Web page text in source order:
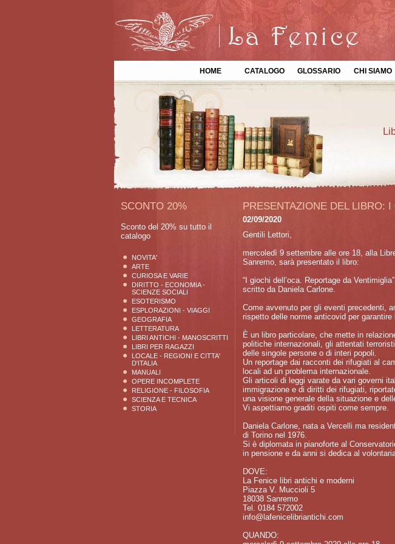
HOME CATALOGO GLOSSARIO CHI SIAMO
SCONTO 20%
Sconto del 20% su tutto il
catalogo
NOVITA'
ARTE
CURIOSA E VARIE
DIRITTO - ECONOMIA -
SCIENZE SOCIALI
ESOTERISMO
ESPLORAZIONI - VIAGGI
GEOGRAFIA
LETTERATURA
LIBRI ANTICHI - MANOSCRITTI
LIBRI PER RAGAZZI
LOCALE - REGIONI E CITTA'
D'ITALIA
MANUALI
OPERE INCOMPLETE
RELIGIONE - FILOSOFIA
SCIENZA E TECNICA
STORIA
PRESENTAZIONE DEL LIBRO:
02/09/2020
Gentili Lettori,
mercoledì 9 settembre alle ore 18, alla
Sanremo, sarà presentato il libro:
“I giochi dell’oca. Reportage da Ventimiglia”
scritto da Daniela Carlone.
Come avvenuto per gli eventi precedenti,
rispetto delle norme anticovid per
È un libro particolare, che mette in
politiche internazionali, gli attentati
delle singole persone o di interi popoli.
Un reportage dai racconti dei rifugiati al
locali ad un problema internazionale.
Gli articoli di leggi varate da vari governi
immigrazione e di diritti dei rifugiati,
una visione generale della situazione e
Vi aspettiamo graditi ospiti come sempre.
Daniela Carlone, nata a Vercelli ma
di Torino nel 1976.
Si è diplomata in pianoforte al
in pensione e da anni si dedica al
DOVE:
La Fenice libri antichi e moderni
Piazza V. Muccioli 5
18038 Sanremo
Tel. 0184 572002
info@lafenicelibriantichi.com
QUANDO: